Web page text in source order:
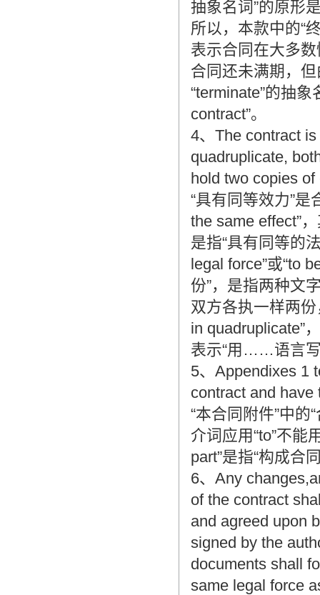
抽象名词”的原形
所以，本款中的“
表示合同在大多
合同还未满期，
“terminate”的抽
contract”。
4、The contract
quadruplicate,
hold two copies of
“具有同等效力”
the same effect”
是指“具有同等的
legal force”或“to
份”，是指两种文
双方各执一样两
in quadruplicate”
表示“用……语言
5、Appendixes 1
contract and
“本合同附件”中的
介词应用“to”不能
part”是指“构成合
6、Any
of the contract
and agreed upon
signed by the
documents shall
same legal force